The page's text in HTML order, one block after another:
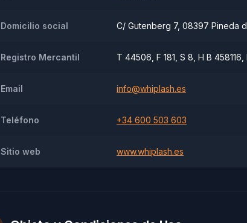
Domicilio social C/ Gutenberg 7, 08397 Pineda
Registro Mercantil T 44506, F 181, S 8, H B 458116,
Email info@whiplash.es
Teléfono +34 600 503 603
Sitio web www.whiplash.es